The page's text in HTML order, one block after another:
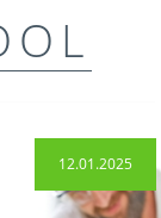
12.01.2025